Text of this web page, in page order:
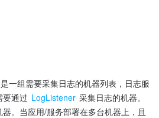
一组需要采集日志的机器列表，日志服
要通过 LogListener 采集日志的机器。
。当应用/服务部署在多台机器上，且